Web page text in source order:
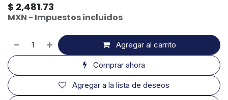
$ 2,481.73
MXN - Impuestos incluidos
Agregar al carrito
Comprar ahora
Agregar a la lista de deseos